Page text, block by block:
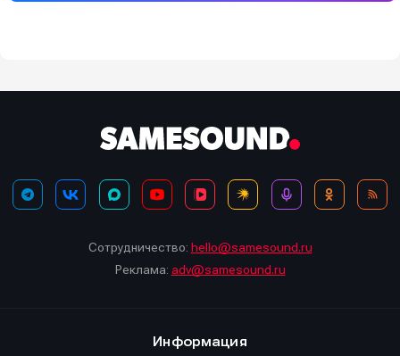
Сотрудничество: hello@samesound.ru
Реклама: adv@samesound.ru
Информация